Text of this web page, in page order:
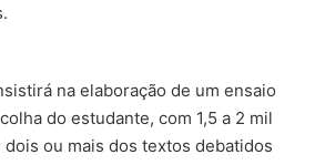
na elaboração de um ensaio
do estudante, com 1,5 a 2 mil
ou mais dos textos debatidos